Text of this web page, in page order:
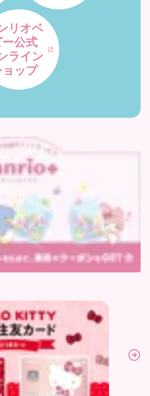
リオベ
ー公式
ライン
ョップ